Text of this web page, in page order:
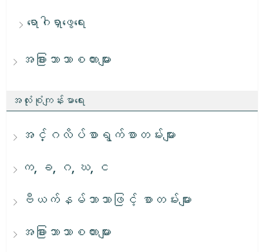
ရောဂါရှာဖွေရေး
အခြားဘာသာစကားများ
အလုံးစုံကျန်းမာရေး
အင်္ဂလိပ်စာရွက်စာတမ်းများ
က, ခ, ဂ, ဃ, င
ဗီယက်နမ်ဘာသာဖြင့် စာတမ်းများ
အခြားဘာသာစကားများ